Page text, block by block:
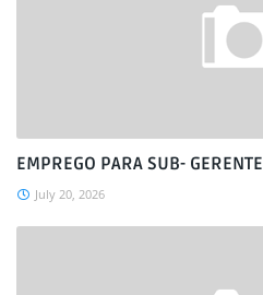
EMPREGO PARA SUB- GERENTE
July 20, 2026